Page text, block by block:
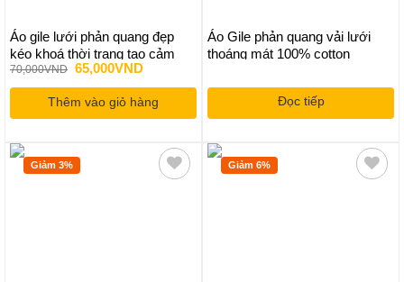
Áo gile lưới phản quang đẹp
kéo khoá thời trang tạo cảm
giác thoải mái khi sử dụng
70,000VND Giá
gốc
là:
70,000VND.
65,000VNDGiá
tại
là:
65,000VND.
Thêm vào giỏ hàng
Áo Gile phản quang vải lưới
thoáng mát 100% cotton
Đọc tiếp
Giảm 3% Giảm 6%